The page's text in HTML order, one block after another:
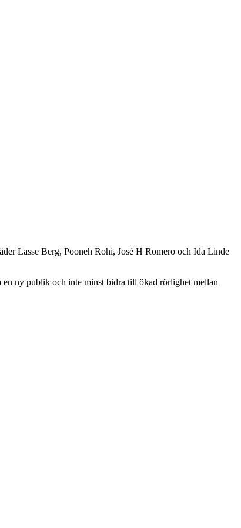
Lasse Berg, Pooneh Rohi, José H Romero och Ida Linde
en ny publik och inte minst bidra till ökad rörlighet mellan